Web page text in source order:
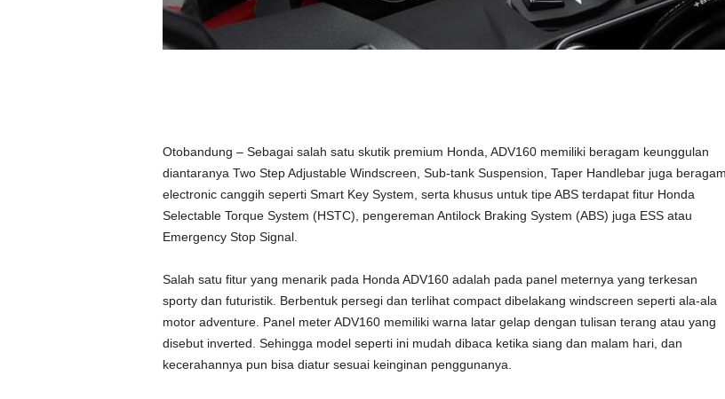
Otobandung – Sebagai salah satu skutik premium Honda, ADV160 memiliki beragam keunggulan
diantaranya Two Step Adjustable Windscreen, Sub-tank Suspension, Taper Handlebar juga beragam
electronic canggih seperti Smart Key System, serta khusus untuk tipe ABS terdapat fitur Honda
Selectable Torque System (HSTC), pengereman Antilock Braking System (ABS) juga ESS atau
Emergency Stop Signal.
Salah satu fitur yang menarik pada Honda ADV160 adalah pada panel meternya yang terkesan
sporty dan futuristik. Berbentuk persegi dan terlihat compact dibelakang windscreen seperti ala-ala
motor adventure. Panel meter ADV160 memiliki warna latar gelap dengan tulisan terang atau yang
disebut inverted. Sehingga model seperti ini mudah dibaca ketika siang dan malam hari, dan
kecerahannya pun bisa diatur sesuai keinginan penggunanya.